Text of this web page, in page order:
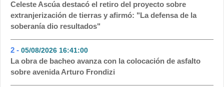
Celeste Ascúa destacó el retiro del proyecto sobre
extranjerización de tierras y afirmó: "La defensa de la
soberanía dio resultados"
2 - 05/08/2026 16:41:00
La obra de bacheo avanza con la colocación de asfalto
sobre avenida Arturo Frondizi